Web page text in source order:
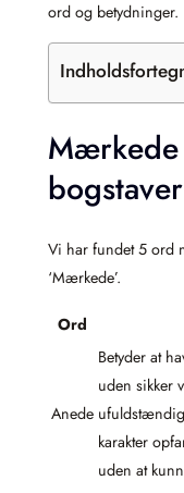
ord og betydninger.
bogstaver
Vi har fundet 5 ord
‘Mærkede’.
Ord
Anede
Betyder at
uden sikker
karakter
uden at